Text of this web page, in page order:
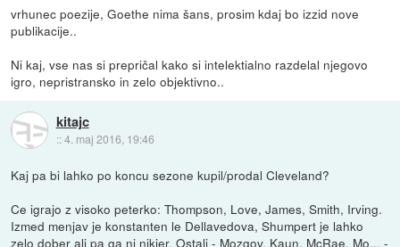
vrhunec poezije, Goethe nima šans, prosim kdaj bo izzid nove
publikacije..
Ni kaj, vse nas si prepričal kako si intelektialno razdelal njegovo
igro, nepristransko in zelo objektivno..
kitajc
::4. maj 2016, 19:46
Kaj pa bi lahko po koncu sezone kupil/prodal Cleveland?
Ce igrajo z visoko peterko: Thompson, Love, James, Smith, Irving.
Izmed menjav je konstanten le Dellavedova, Shumpert je lahko
zelo dober ali pa ga ni nikjer. Ostali - Mozgov, Kaun, McRae, Mo... -